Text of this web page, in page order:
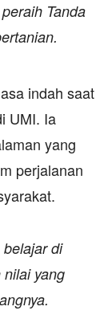
Tanda
indah saat
UMI. Ia
yang
perjalanan
belajar di
yang